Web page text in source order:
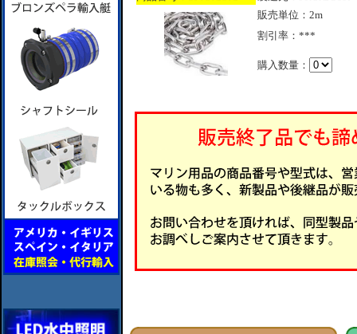
販売単位：2m
割引率：***
購入数量：